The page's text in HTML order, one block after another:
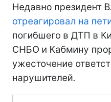
Недавно президент
отреагировал на
погибшего в ДТП в
СНБО и Кабмину
ужесточение
нарушителей.